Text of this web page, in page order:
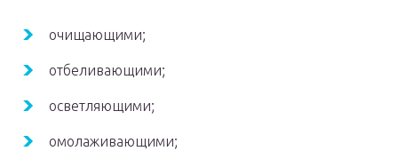
очищающими;
отбеливающими;
осветляющими;
омолаживающими;